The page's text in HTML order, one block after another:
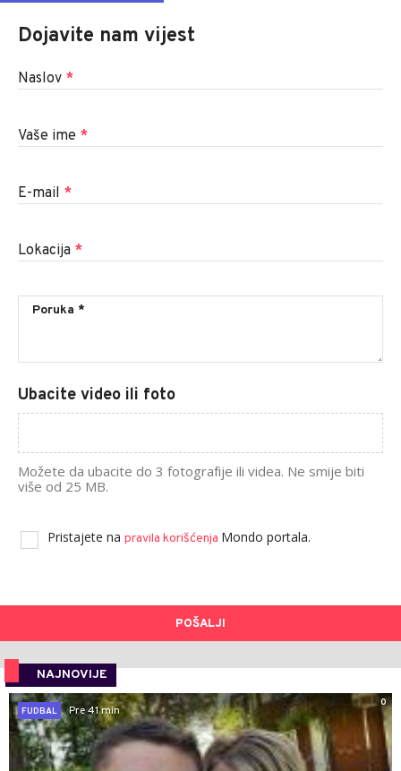
Dojavite nam vijest
Naslov *
Vaše ime *
E-mail *
Lokacija *
Ubacite video ili foto
Možete da ubacite do 3 fotografije ili videa. Ne smije biti
više od 25 MB.
Pristajete na pravila korišćenja Mondo portala.
POŠALJI
NAJNOVIJE
0
FUDBAL
Pre 41 min